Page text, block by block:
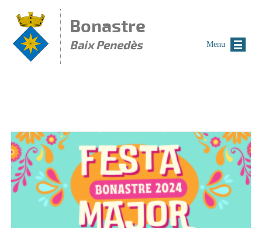
Bonastre
Baix Penedès Menu